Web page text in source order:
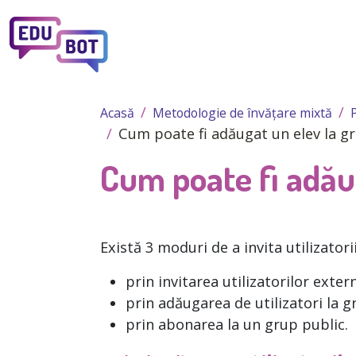
Acasă Metodologie de învățare mixtă
Cum poate fi adăugat un elev la
Cum poate fi
Există 3 moduri de a invita
prin invitarea utilizatorilor
prin adăugarea de utilizatori la
prin abonarea la un grup public.